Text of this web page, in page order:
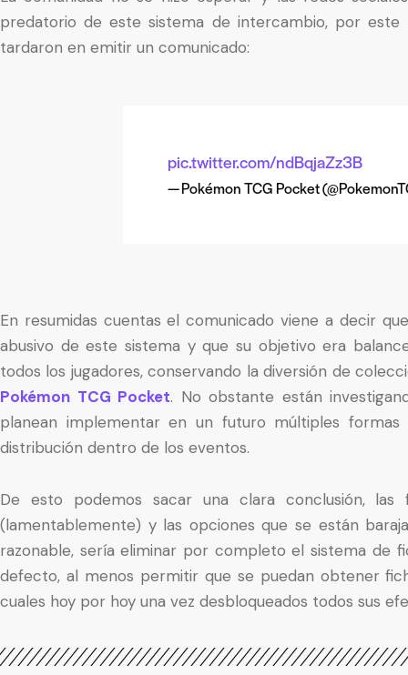
predatorio de este sistema de intercambio, por
tardaron en emitir un comunicado:
pic.twitter.com/ndBqjaZz3B
— Pokémon TCG Pocket
En resumidas cuentas el comunicado viene a decir
abusivo de este sistema y que su objetivo era
todos los jugadores, conservando la diversión de
Pokémon TCG Pocket. No obstante están
planean implementar en un futuro múltiples
distribución dentro de los eventos.
De esto podemos sacar una clara conclusión,
(lamentablemente) y las opciones que se están
razonable, sería eliminar por completo el sistema de
defecto, al menos permitir que se puedan obtener
cuales hoy por hoy una vez desbloqueados todos sus